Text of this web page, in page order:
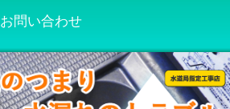
お問い合わせ